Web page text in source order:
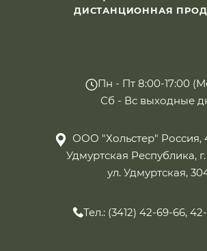
ДИСТАНЦИОННАЯ
Пн - Пт 8:00-17:00
Сб - Вс выходные
ООО "Хольстер" Россия,
Удмуртская Республика,
ул. Удмуртская,
Тел.: (3412) 42-69-66,